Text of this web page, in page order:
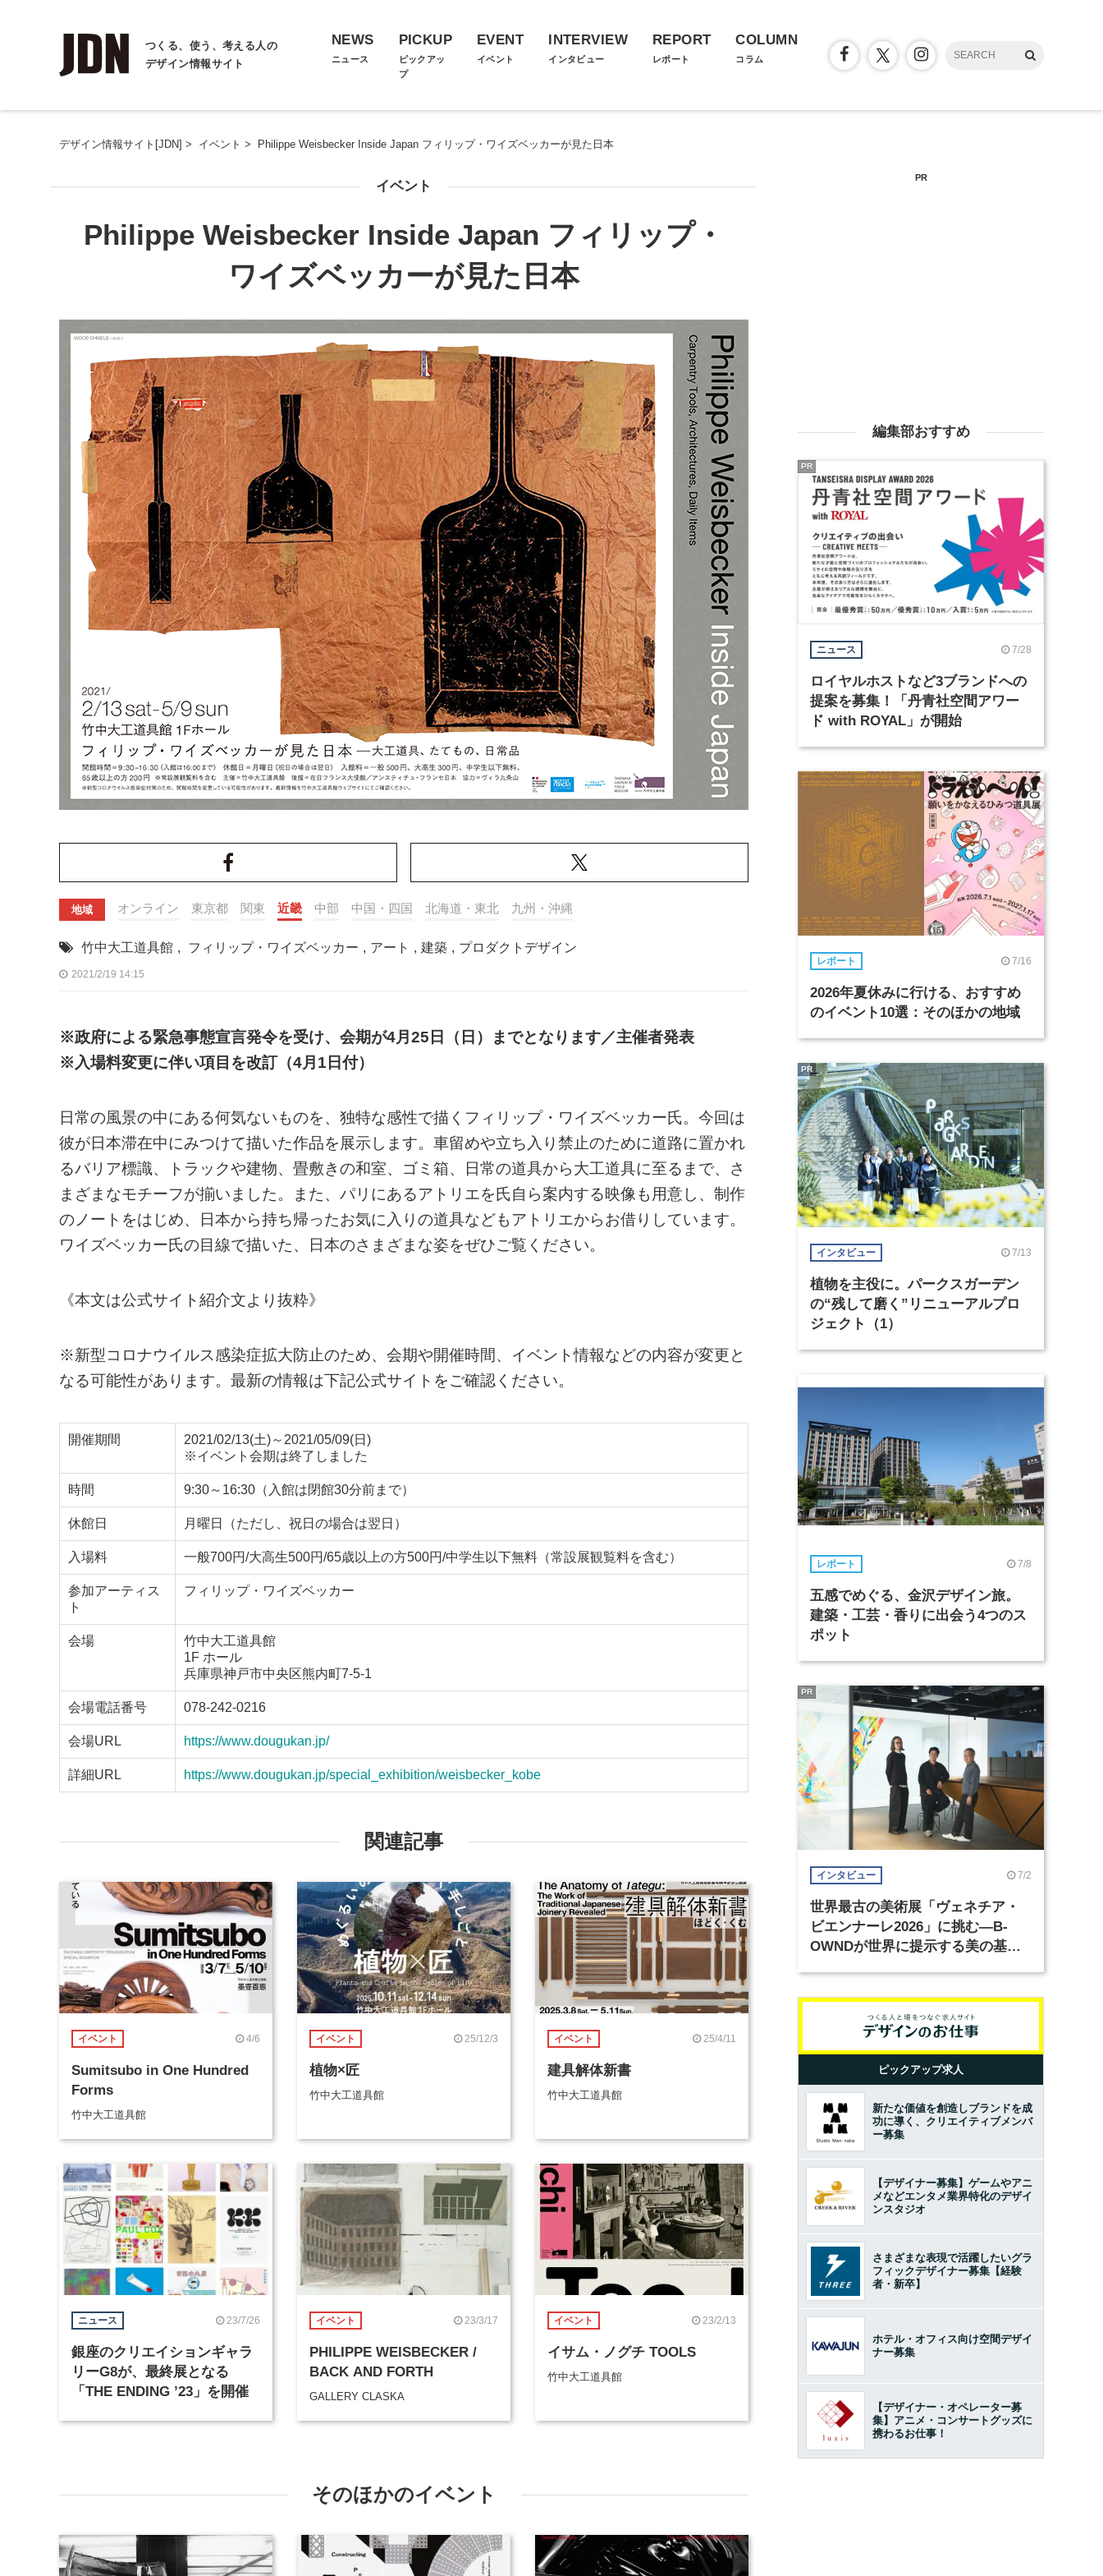
つくる、使う、考える人の
デザイン情報サイト
NEWS
ニュース
PICKUP
ピックアッ
プ
EVENT
イベント
INTERVIEW
インタビュー
REPORT
レポート
COLUMN
コラム
デザイン情報サイト[JDN] > イベント > Philippe Weisbecker Inside Japan フィリップ・ワイズベッカーが見た日本
イベント
Philippe Weisbecker Inside Japan フィリップ・
ワイズベッカーが見た日本
地域 オンライン 東京都 関東 近畿 中部 中国・四国 北海道・東北 九州・沖縄
竹中大工道具館 , フィリップ・ワイズベッカー , アート , 建築 , プロダクトデザイン
2021/2/19 14:15
※政府による緊急事態宣言発令を受け、会期が4月25日（日）までとなります／主催者発表
※入場料変更に伴い項目を改訂（4月1日付）
日常の風景の中にある何気ないものを、独特な感性で描くフィリップ・ワイズベッカー氏。今回は
彼が日本滞在中にみつけて描いた作品を展示します。車留めや立ち入り禁止のために道路に置かれ
るバリア標識、トラックや建物、畳敷きの和室、ゴミ箱、日常の道具から大工道具に至るまで、さ
まざまなモチーフが揃いました。また、パリにあるアトリエを氏自ら案内する映像も用意し、制作
のノートをはじめ、日本から持ち帰ったお気に入りの道具などもアトリエからお借りしています。
ワイズベッカー氏の目線で描いた、日本のさまざまな姿をぜひご覧ください。
《本文は公式サイト紹介文より抜粋》
※新型コロナウイルス感染症拡大防止のため、会期や開催時間、イベント情報などの内容が変更と
なる可能性があります。最新の情報は下記公式サイトをご確認ください。
開催期間
2021/02/13(土)～2021/05/09(日)
※イベント会期は終了しました
時間 9:30～16:30（入館は閉館30分前まで）
休館日 月曜日（ただし、祝日の場合は翌日）
入場料 一般700円/大高生500円/65歳以上の方500円/中学生以下無料（常設展観覧料を含む）
参加アーティス
ト
フィリップ・ワイズベッカー
会場
竹中大工道具館
1F ホール
兵庫県神戸市中央区熊内町7-5-1
会場電話番号 078-242-0216
会場URL https://www.dougukan.jp/
詳細URL https://www.dougukan.jp/special_exhibition/weisbecker_kobe
関連記事
イベント 4/6
Sumitsubo in One Hundred
Forms
竹中大工道具館
イベント 25/12/3
植物×匠
竹中大工道具館
イベント 25/4/11
建具解体新書
竹中大工道具館
ニュース 23/7/26
銀座のクリエイションギャラ
リーG8が、最終展となる
「THE ENDING ’23」を開催
イベント 23/3/17
PHILIPPE WEISBECKER /
BACK AND FORTH
GALLERY CLASKA
イベント 23/2/13
イサム・ノグチ TOOLS
竹中大工道具館
そのほかのイベント
PR
編集部おすすめ
ニュース 7/28
ロイヤルホストなど3ブランドへの
提案を募集！「丹青社空間アワー
ド with ROYAL」が開始
PR
レポート 7/16
2026年夏休みに行ける、おすすめ
のイベント10選：そのほかの地域
インタビュー 7/13
植物を主役に。パークスガーデン
の“残して磨く”リニューアルプロ
ジェクト（1）
PR
レポート 7/8
五感でめぐる、金沢デザイン旅。
建築・工芸・香りに出会う4つのス
ポット
インタビュー 7/2
世界最古の美術展「ヴェネチア・
ビエンナーレ2026」に挑む―B-
OWNDが世界に提示する美の基準
PR
ピックアップ求人
新たな価値を創造しブランドを成
功に導く、クリエイティブメンバ
ー募集
【デザイナー募集】ゲームやアニ
メなどエンタメ業界特化のデザイ
ンスタジオ
さまざまな表現で活躍したいグラ
フィックデザイナー募集【経験
者・新卒】
ホテル・オフィス向け空間デザイ
ナー募集
【デザイナー・オペレーター募
集】アニメ・コンサートグッズに
携わるお仕事！